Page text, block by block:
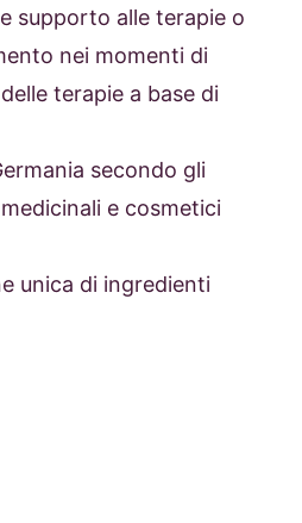
supporto alle terapie o
nei momenti di
terapie a base di
secondo gli
e cosmetici
unica di ingredienti